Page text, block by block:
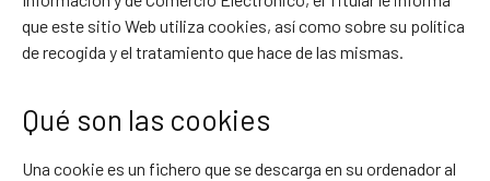
que este sitio Web utiliza cookies, así como sobre su política
de recogida y el tratamiento que hace de las mismas.
Qué son las cookies
Una cookie es un fichero que se descarga en su ordenador al